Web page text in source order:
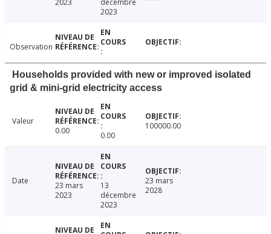
2023
décembre
2023
Observation
Households provided with new or improved isolated
grid & mini-grid electricity access
Valeur
0.00
0.00
100000.00
Date
23 mars
2023
13
décembre
2023
23 mars
2028